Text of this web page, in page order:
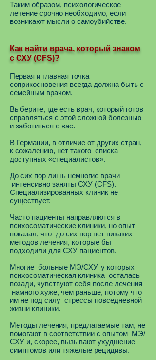
Таким образом, психологическое
лечение срочно необходимо, если
возникают мысли о самоубийстве.
Как найти врача, который знаком
с СХУ (CFS)?
Первая и главная точка
соприкосновения всегда должна быть с
семейным врачом.
Выберите, где есть врач, который готов
справляться с этой сложной болезнью
и заботиться о вас.
В Германии, в отличие от других стран,
к сожалению, нет такого списка
доступных «специалистов».
До сих пор лишь немногие врачи
интенсивно заняты СХУ (CFS).
Специализированных клиник не
существует.
Часто пациенты направляются в
психосоматические клиники, но опыт
показал, что до сих пор нет никаких
методов лечения, которые бы
подходили для СХУ пациентов.
Многие больные МЭ/СХУ, у которых
психосоматическая клиника осталась
позади, чувствуют себя после лечения
намного хуже, чем раньше, потому что
им не под силу стрессы повседневной
жизни клиники.
Методы лечения, предлагаемые там, не
помогают в соответствии с опытом МЭ/
СХУ и, скорее, вызывают ухудшение
симптомов или тяжелые рецидивы.